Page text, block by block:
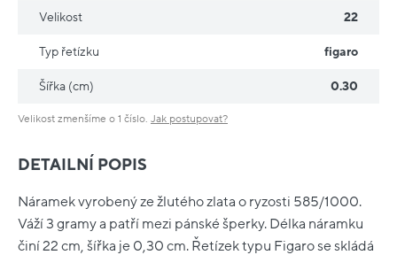
DETAILNÍ POPIS
Náramek vyrobený ze žlutého zlata o ryzosti 585/1000.
Váží 3 gramy a patří mezi pánské šperky. Délka náramku
činí 22 cm, šířka je 0,30 cm. Řetízek typu Figaro se skládá
Velikost 22
Typ řetízku figaro
Šířka (cm) 0.30
Velikost zmenšíme o 1 číslo. Jak postupovat?